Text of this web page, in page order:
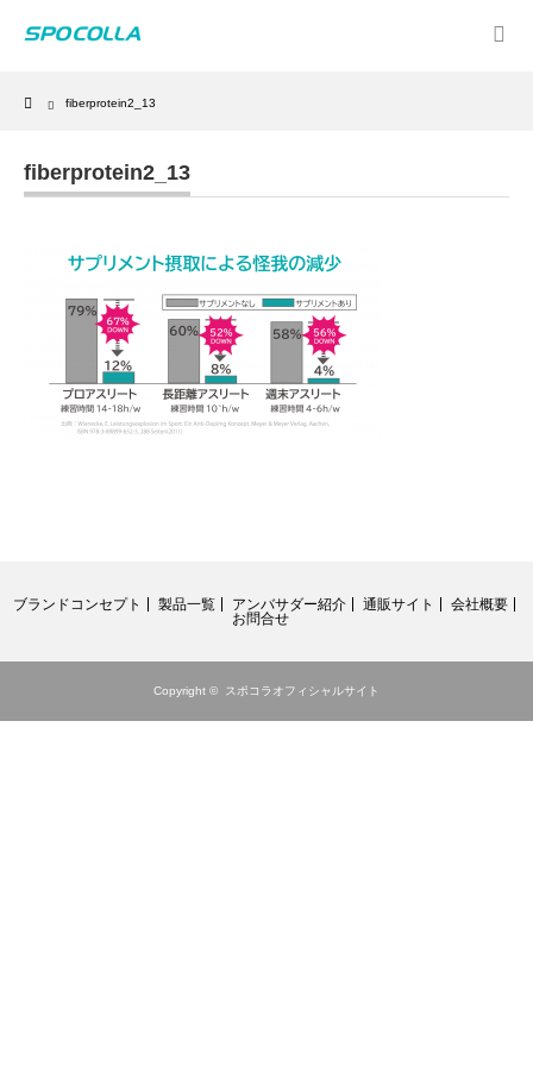
Home
fiberprotein2_13
fiberprotein2_13
ブランドコンセプト 製品一覧 アンバサダー紹介 通販サイト
会社概要
お問合せ
Copyright © スポコラオフィシャルサイト